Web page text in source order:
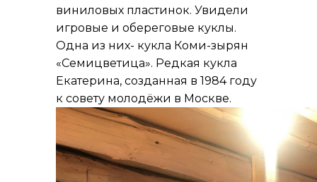
виниловых пластинок. Увидели
игровые и обереговые куклы.
Одна из них- кукла Коми-зырян
«Семицветица». Редкая кукла
Екатерина, созданная в 1984 году
к совету молодёжи в Москве.